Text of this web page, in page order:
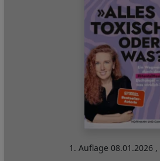
1. Auflage08.01.2026 ,